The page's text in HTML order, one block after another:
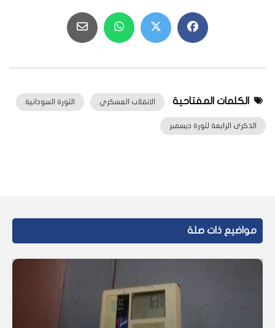
الكلمات المفتاحية الانقلاب العسكري الثورة السودانية
الذكرى الرابعة لثورة ديسمبر
مواضيع ذات صلة